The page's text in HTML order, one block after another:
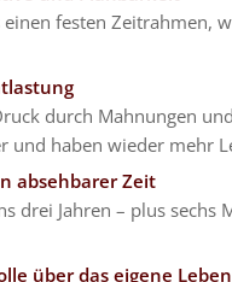
einen festen Zeitrahmen,
durch Mahnungen
und haben wieder mehr
absehbarer Zeit
drei Jahren – plus
über das eigene Leben